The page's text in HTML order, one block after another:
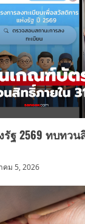
ฐ 2569 ทบทว
คม 5, 2026